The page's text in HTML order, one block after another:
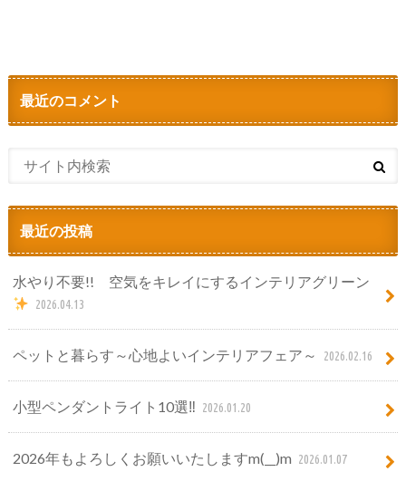
最近のコメント
最近の投稿
水やり不要!! 空気をキレイにするインテリアグリーン
2026.04.13
ペットと暮らす～心地よいインテリアフェア～ 2026.02.16
小型ペンダントライト10選‼ 2026.01.20
2026年もよろしくお願いいたしますm(__)m 2026.01.07